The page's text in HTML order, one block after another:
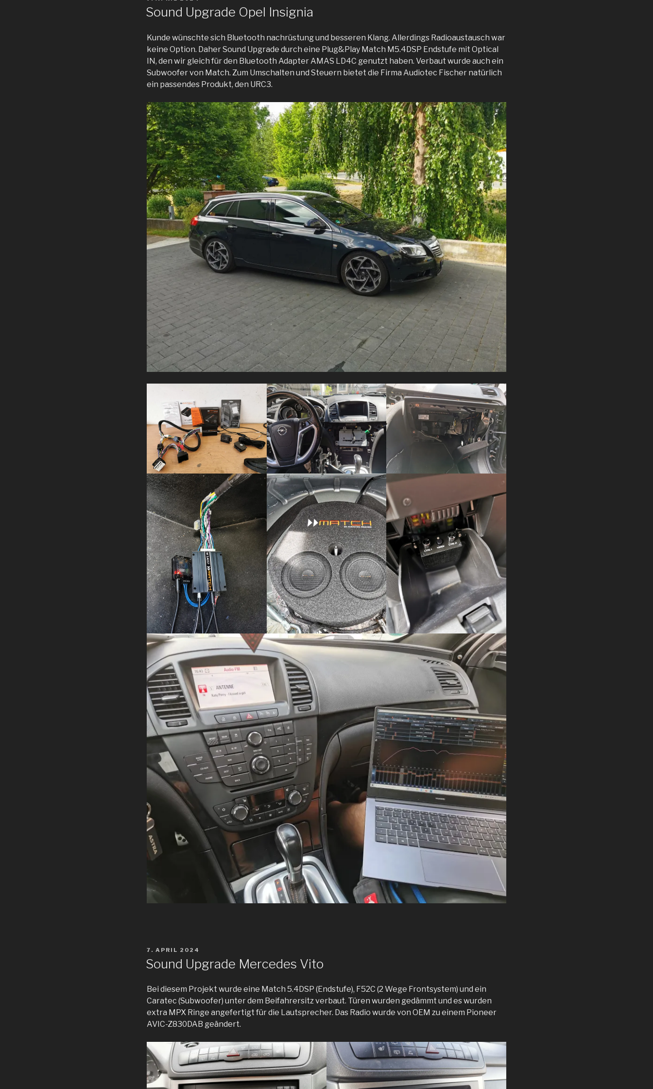
Sound Upgrade Opel Insignia
Kunde wünschte sich Bluetooth nachrüstung und besseren Klang. Allerdings Radioaustausch war
keine Option. Daher Sound Upgrade durch eine Plug&Play Match M5.4DSP Endstufe mit Optical
IN, den wir gleich für den Bluetooth Adapter AMAS LD4C genutzt haben. Verbaut wurde auch ein
Subwoofer von Match. Zum Umschalten und Steuern bietet die Firma Audiotec Fischer natürlich
ein passendes Produkt, den URC3.
VERÖFFENTLICHT
7. APRIL 2024
Sound Upgrade Mercedes Vito
Bei diesem Projekt wurde eine Match 5.4DSP (Endstufe), F52C (2 Wege Frontsystem) und ein
Caratec (Subwoofer) unter dem Beifahrersitz verbaut. Türen wurden gedämmt und es wurden
extra MPX Ringe angefertigt für die Lautsprecher. Das Radio wurde von OEM zu einem Pioneer
AVIC-Z830DAB geändert.